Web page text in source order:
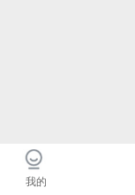
我的